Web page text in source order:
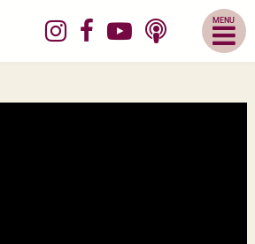
Abrir
Menu
Mobile